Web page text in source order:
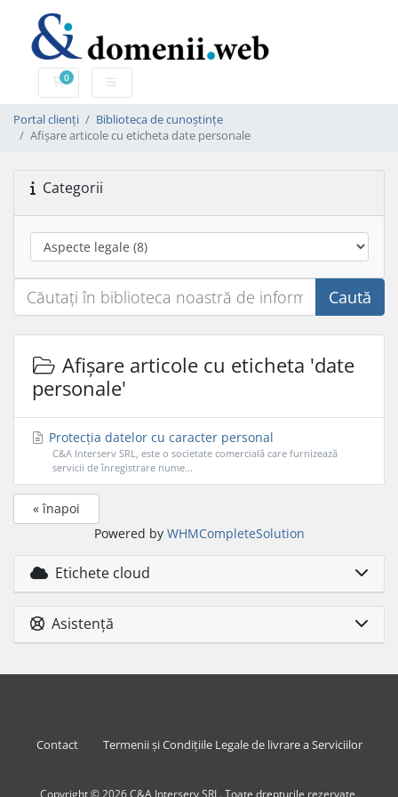
0
Coș de cumpărături
Portal clienți
Biblioteca de cunoștințe
Afișare articole cu eticheta date personale
Categorii
Caută
Afișare articole cu eticheta 'date
personale'
Protecția datelor cu caracter personal
C&A Interserv SRL, este o societate comercială care furnizează
servicii de înregistrare nume...
« înapoi
Powered by WHMCompleteSolution
Etichete cloud
Asistență
Contact Termenii și Condițiile Legale de livrare a Serviciilor
Copyright © 2026 C&A Interserv SRL. Toate drepturile rezervate.